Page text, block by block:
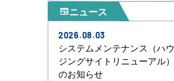
newspaperニュース
2026.08.03
システムメンテナンス（ハウ
ジングサイトリニューアル）
のお知らせ